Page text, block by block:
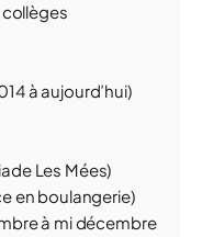
collèges
à aujourd’hui)
Les Mées)
en boulangerie)
à mi décembre